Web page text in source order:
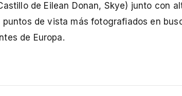
de Eilean Donan, Skye) junto con
de vista más fotografiados en
de Europa.